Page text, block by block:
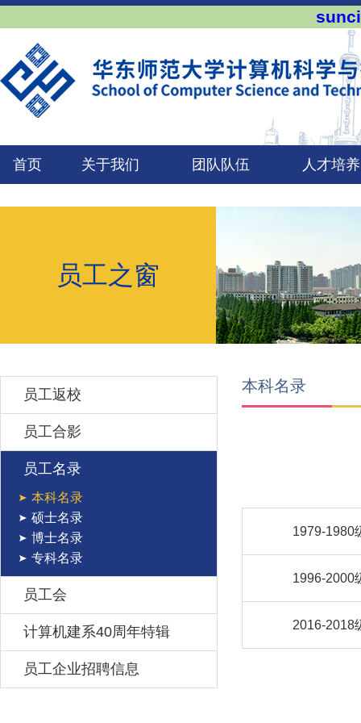
首页 关于我们 团队队伍 人才培养
员工之窗
员工返校
员工合影
员工名录
本科名录
硕士名录
博士名录
专科名录
员工会
计算机建系40周年特辑
员工企业招聘信息
本科名录
1979-1980
1996-2000
2016-2018